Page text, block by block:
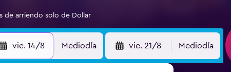
de arriendo solo de Dollar
vie. 14/8 Mediodía vie. 21/8 Mediodía